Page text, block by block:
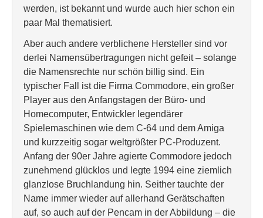
werden, ist bekannt und wurde auch hier schon ein
paar Mal thematisiert.
Aber auch andere verblichene Hersteller sind vor
derlei Namensübertragungen nicht gefeit – solange
die Namensrechte nur schön billig sind. Ein
typischer Fall ist die Firma Commodore, ein großer
Player aus den Anfangstagen der Büro- und
Homecomputer, Entwickler legendärer
Spielemaschinen wie dem C-64 und dem Amiga
und kurzzeitig sogar weltgrößter PC-Produzent.
Anfang der 90er Jahre agierte Commodore jedoch
zunehmend glücklos und legte 1994 eine ziemlich
glanzlose Bruchlandung hin. Seither tauchte der
Name immer wieder auf allerhand Gerätschaften
auf, so auch auf der Pencam in der Abbildung – die